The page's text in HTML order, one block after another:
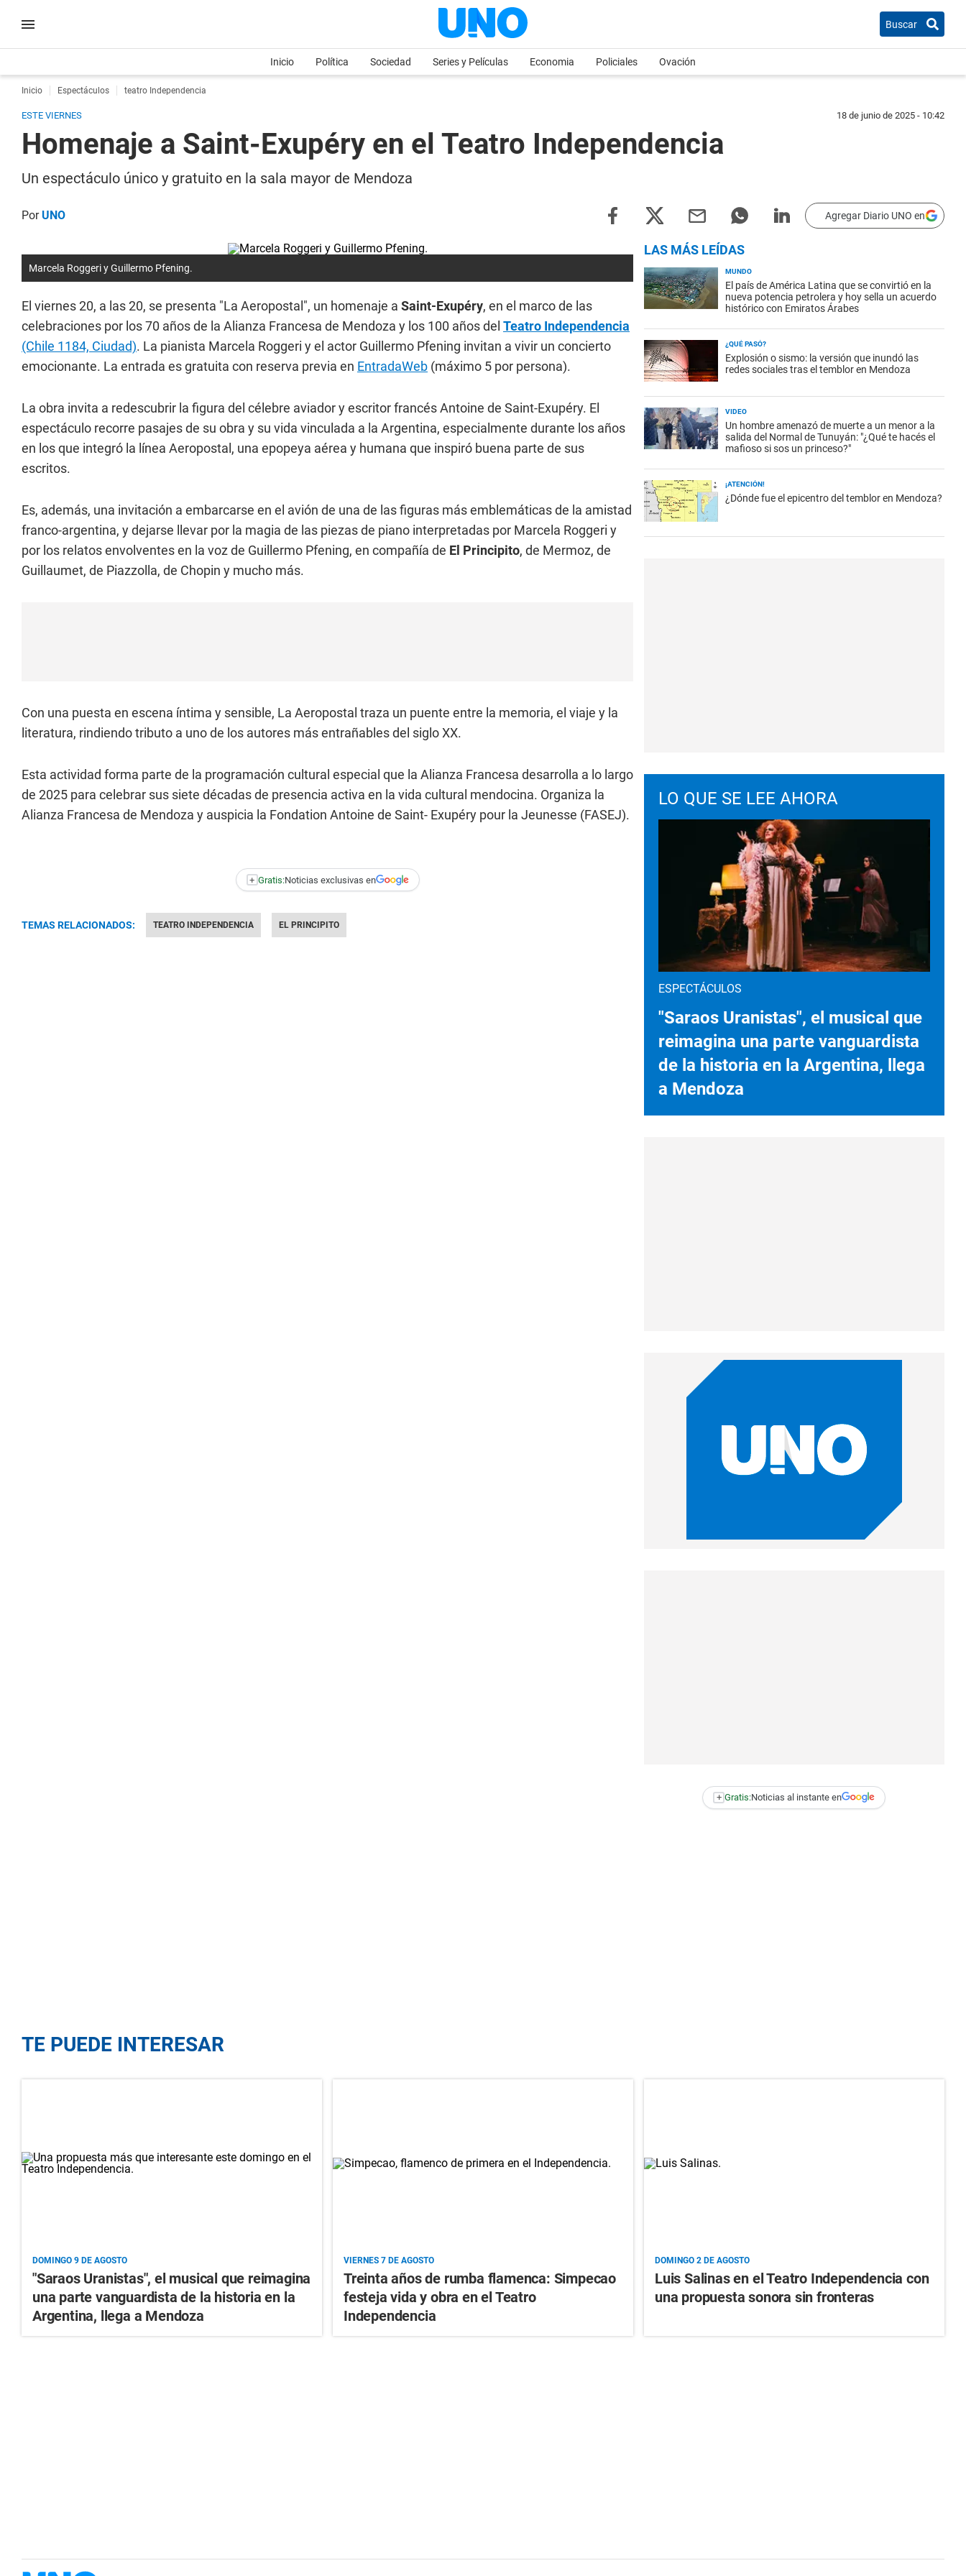
Buscar
Inicio Política Sociedad Series y Películas Economia Policiales Ovación
Inicio Espectáculos teatro Independencia
ESTE VIERNES 18 de junio de 2025 - 10:42
Homenaje a Saint-Exupéry en el Teatro Independencia
Un espectáculo único y gratuito en la sala mayor de Mendoza
PorUNO Agregar Diario UNO en
Marcela Roggeri y Guillermo Pfening.
El viernes 20, a las 20, se presenta "La Aeropostal", un homenaje a Saint-Exupéry, en el marco de las
celebraciones por los 70 años de la Alianza Francesa de Mendoza y los 100 años del Teatro Independencia
(Chile 1184, Ciudad). La pianista Marcela Roggeri y el actor Guillermo Pfening invitan a vivir un concierto
emocionante. La entrada es gratuita con reserva previa en EntradaWeb (máximo 5 por persona).
La obra invita a redescubrir la figura del célebre aviador y escritor francés Antoine de Saint-Exupéry. El
espectáculo recorre pasajes de su obra y su vida vinculada a la Argentina, especialmente durante los años
en los que integró la línea Aeropostal, una epopeya aérea y humana que inspiró buena parte de sus
escritos.
Es, además, una invitación a embarcarse en el avión de una de las figuras más emblemáticas de la amistad
franco-argentina, y dejarse llevar por la magia de las piezas de piano interpretadas por Marcela Roggeri y
por los relatos envolventes en la voz de Guillermo Pfening, en compañía de El Principito, de Mermoz, de
Guillaumet, de Piazzolla, de Chopin y mucho más.
Con una puesta en escena íntima y sensible, La Aeropostal traza un puente entre la memoria, el viaje y la
literatura, rindiendo tributo a uno de los autores más entrañables del siglo XX.
Esta actividad forma parte de la programación cultural especial que la Alianza Francesa desarrolla a lo largo
de 2025 para celebrar sus siete décadas de presencia activa en la vida cultural mendocina. Organiza la
Alianza Francesa de Mendoza y auspicia la Fondation Antoine de Saint- Exupéry pour la Jeunesse (FASEJ).
+ Gratis:Noticias exclusivas en
TEMAS RELACIONADOS: TEATRO INDEPENDENCIA EL PRINCIPITO
LAS MÁS LEÍDAS
MUNDO
El país de América Latina que se convirtió en la
nueva potencia petrolera y hoy sella un acuerdo
histórico con Emiratos Árabes
¿QUÉ PASÓ?
Explosión o sismo: la versión que inundó las
redes sociales tras el temblor en Mendoza
VIDEO
Un hombre amenazó de muerte a un menor a la
salida del Normal de Tunuyán: "¿Qué te hacés el
mafioso si sos un princeso?"
¡ATENCIÓN!
¿Dónde fue el epicentro del temblor en Mendoza?
LO QUE SE LEE AHORA
ESPECTÁCULOS
"Saraos Uranistas", el musical que
reimagina una parte vanguardista
de la historia en la Argentina, llega
a Mendoza
+ Gratis:Noticias al instante en
TE PUEDE INTERESAR
DOMINGO 9 DE AGOSTO
"Saraos Uranistas", el musical que reimagina
una parte vanguardista de la historia en la
Argentina, llega a Mendoza
VIERNES 7 DE AGOSTO
Treinta años de rumba flamenca: Simpecao
festeja vida y obra en el Teatro
Independencia
DOMINGO 2 DE AGOSTO
Luis Salinas en el Teatro Independencia con
una propuesta sonora sin fronteras